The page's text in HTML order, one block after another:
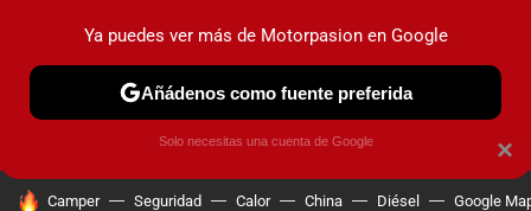
PRUEBAS COCHES ELÉCTRICOS OBSERVATORIO
HOY SE HABLA DE
Camper Seguridad Calor China Diésel Google
×
Ya puedes ver más de Motorpasion en Google
Añádenos como fuente preferida
Solo necesitas una cuenta de Google